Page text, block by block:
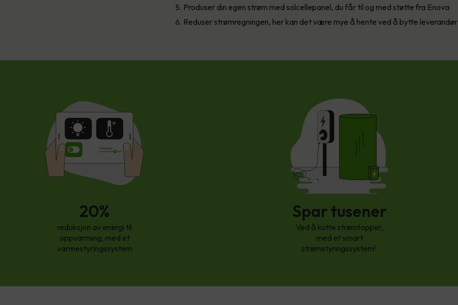
Produser din egen strøm med solcellepanel, du får til og med støtte fra Enova
Reduser strømregningen, her kan det være mye å hente ved å bytte leverandør
Temperatur
20%
reduksjon av energi til
oppvarming, med et
varmestyringssystem
Spar tusener
Ved å kutte strømtopper,
med et smart
strømstyringssystem!